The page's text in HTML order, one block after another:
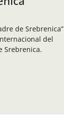
de Srebrenica”
del
Srebrenica.